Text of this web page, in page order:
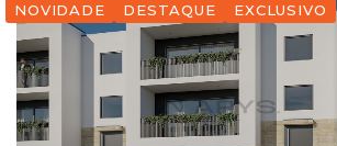
NOVIDADE DESTAQUE EXCLUSIVO